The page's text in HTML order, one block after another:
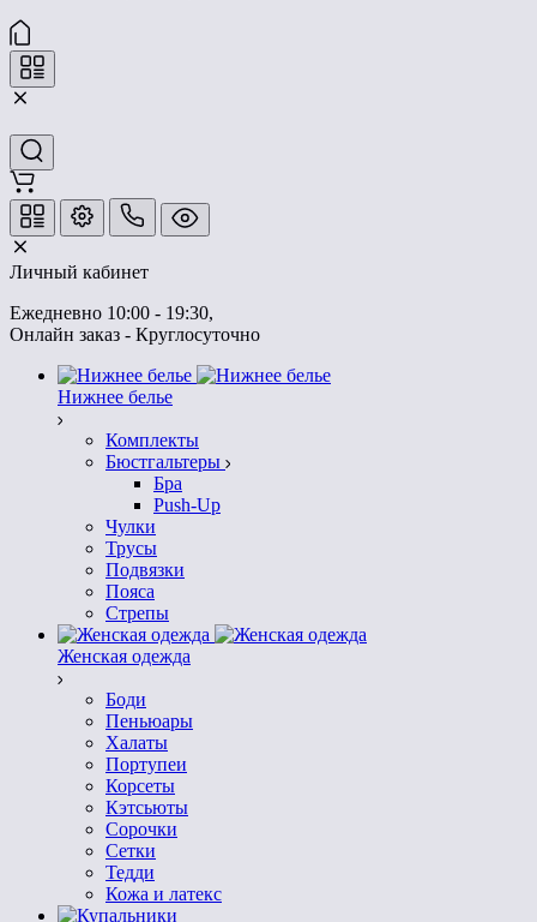
Личный кабинет
Ежедневно 10:00 - 19:30,
Онлайн заказ - Круглосуточно
Нижнее белье
Комплекты
Бюстгальтеры
Бра
Push-Up
Чулки
Трусы
Подвязки
Пояса
Стрепы
Женская одежда
Боди
Пеньюары
Халаты
Портупеи
Корсеты
Кэтсьюты
Сорочки
Сетки
Тедди
Кожа и латекс